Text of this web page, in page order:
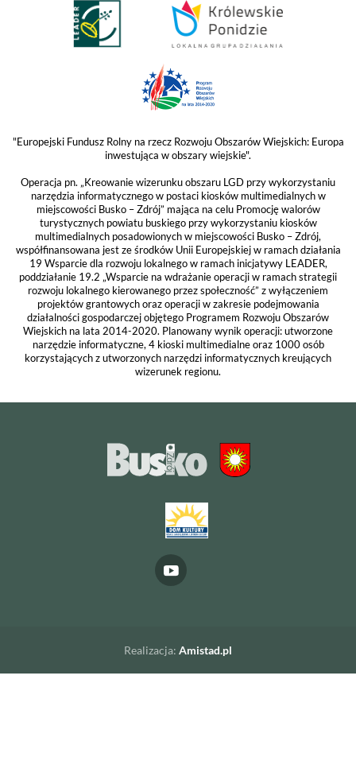
"Europejski Fundusz Rolny na rzecz Rozwoju Obszarów Wiejskich: Europa
inwestująca w obszary wiejskie".
Operacja pn. „Kreowanie wizerunku obszaru LGD przy wykorzystaniu
narzędzia informatycznego w postaci kiosków multimedialnych w
miejscowości Busko – Zdrój” mająca na celu Promocję walorów
turystycznych powiatu buskiego przy wykorzystaniu kiosków
multimedialnych posadowionych w miejscowości Busko – Zdrój,
współfinansowana jest ze środków Unii Europejskiej w ramach działania
19 Wsparcie dla rozwoju lokalnego w ramach inicjatywy LEADER,
poddziałanie 19.2 „Wsparcie na wdrażanie operacji w ramach strategii
rozwoju lokalnego kierowanego przez społeczność” z wyłączeniem
projektów grantowych oraz operacji w zakresie podejmowania
działalności gospodarczej objętego Programem Rozwoju Obszarów
Wiejskich na lata 2014-2020. Planowany wynik operacji: utworzone
narzędzie informatyczne, 4 kioski multimedialne oraz 1000 osób
korzystających z utworzonych narzędzi informatycznych kreujących
wizerunek regionu.
Realizacja: Amistad.pl